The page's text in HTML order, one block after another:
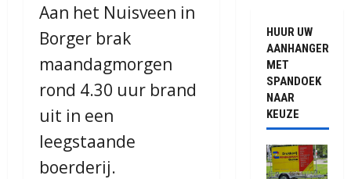
Aan het Nuisveen in
Borger brak
maandagmorgen
rond 4.30 uur brand
uit in een
leegstaande
boerderij.
HUUR UW
AANHANGER
MET
SPANDOEK
NAAR
KEUZE